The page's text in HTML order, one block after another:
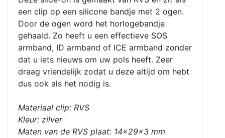
een clip op een silicone bandje met 2 ogen.
Door de ogen word het horlogebandje
gehaald. Zo heeft u een effectieve SOS
armband, ID armband of ICE armband zonder
dat u iets nieuws om uw pols heeft. Zeer
draag vriendelijk zodat u deze altijd om hebt
dus ook als het nodig is.
Materiaal clip: RVS
Kleur: zilver
Maten van de RVS plaat: 14x29x3 mm